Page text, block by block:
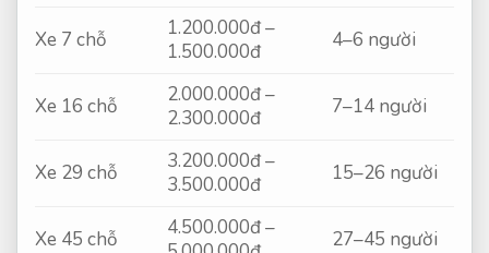
Xe 7 chỗ
1.200.000đ –
1.500.000đ
4–6 người
Xe 16 chỗ
2.000.000đ –
2.300.000đ
7–14 người
Xe 29 chỗ
3.200.000đ –
3.500.000đ
15–26 người
Xe 45 chỗ
4.500.000đ –
27–45 người